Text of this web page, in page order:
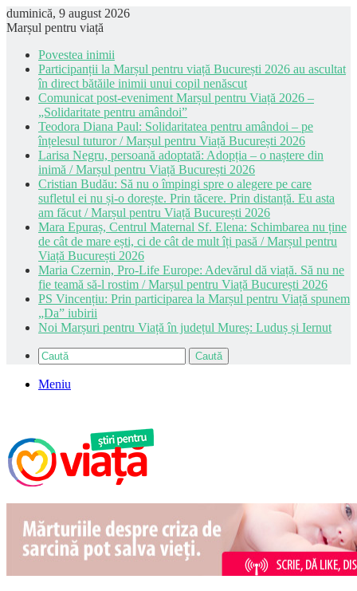
duminică, 9 august 2026
Marșul pentru viață
Povestea inimii
Participanții la Marșul pentru viață București 2026 au ascultat
în direct bătăile inimii unui copil nenăscut
Comunicat post-eveniment Marșul pentru Viață 2026 –
„Solidaritate pentru amândoi”
Teodora Diana Paul: Solidaritatea pentru amândoi – pe
înțelesul tuturor / Marșul pentru Viață București 2026
Larisa Negru, persoană adoptată: Adopția – o naștere din
inimă / Marșul pentru Viață București 2026
Cristian Budău: Să nu o împingi spre o alegere pe care
sufletul ei nu și-o dorește. Prin tăcere. Prin distanță. Eu asta
am făcut / Marșul pentru Viață București 2026
Mara Epuraș, Centrul Maternal Sf. Elena: Schimbarea nu ține
de cât de mare ești, ci de cât de mult îți pasă / Marșul pentru
Viață București 2026
Maria Czernin, Pro-Life Europe: Adevărul dă viață. Să nu ne
fie teamă să-l rostim / Marșul pentru Viață București 2026
PS Vincențiu: Prin participarea la Marșul pentru Viață spunem
„Da” iubirii
Noi Marșuri pentru Viață în județul Mureș: Luduș și Iernut
Caută
Meniu